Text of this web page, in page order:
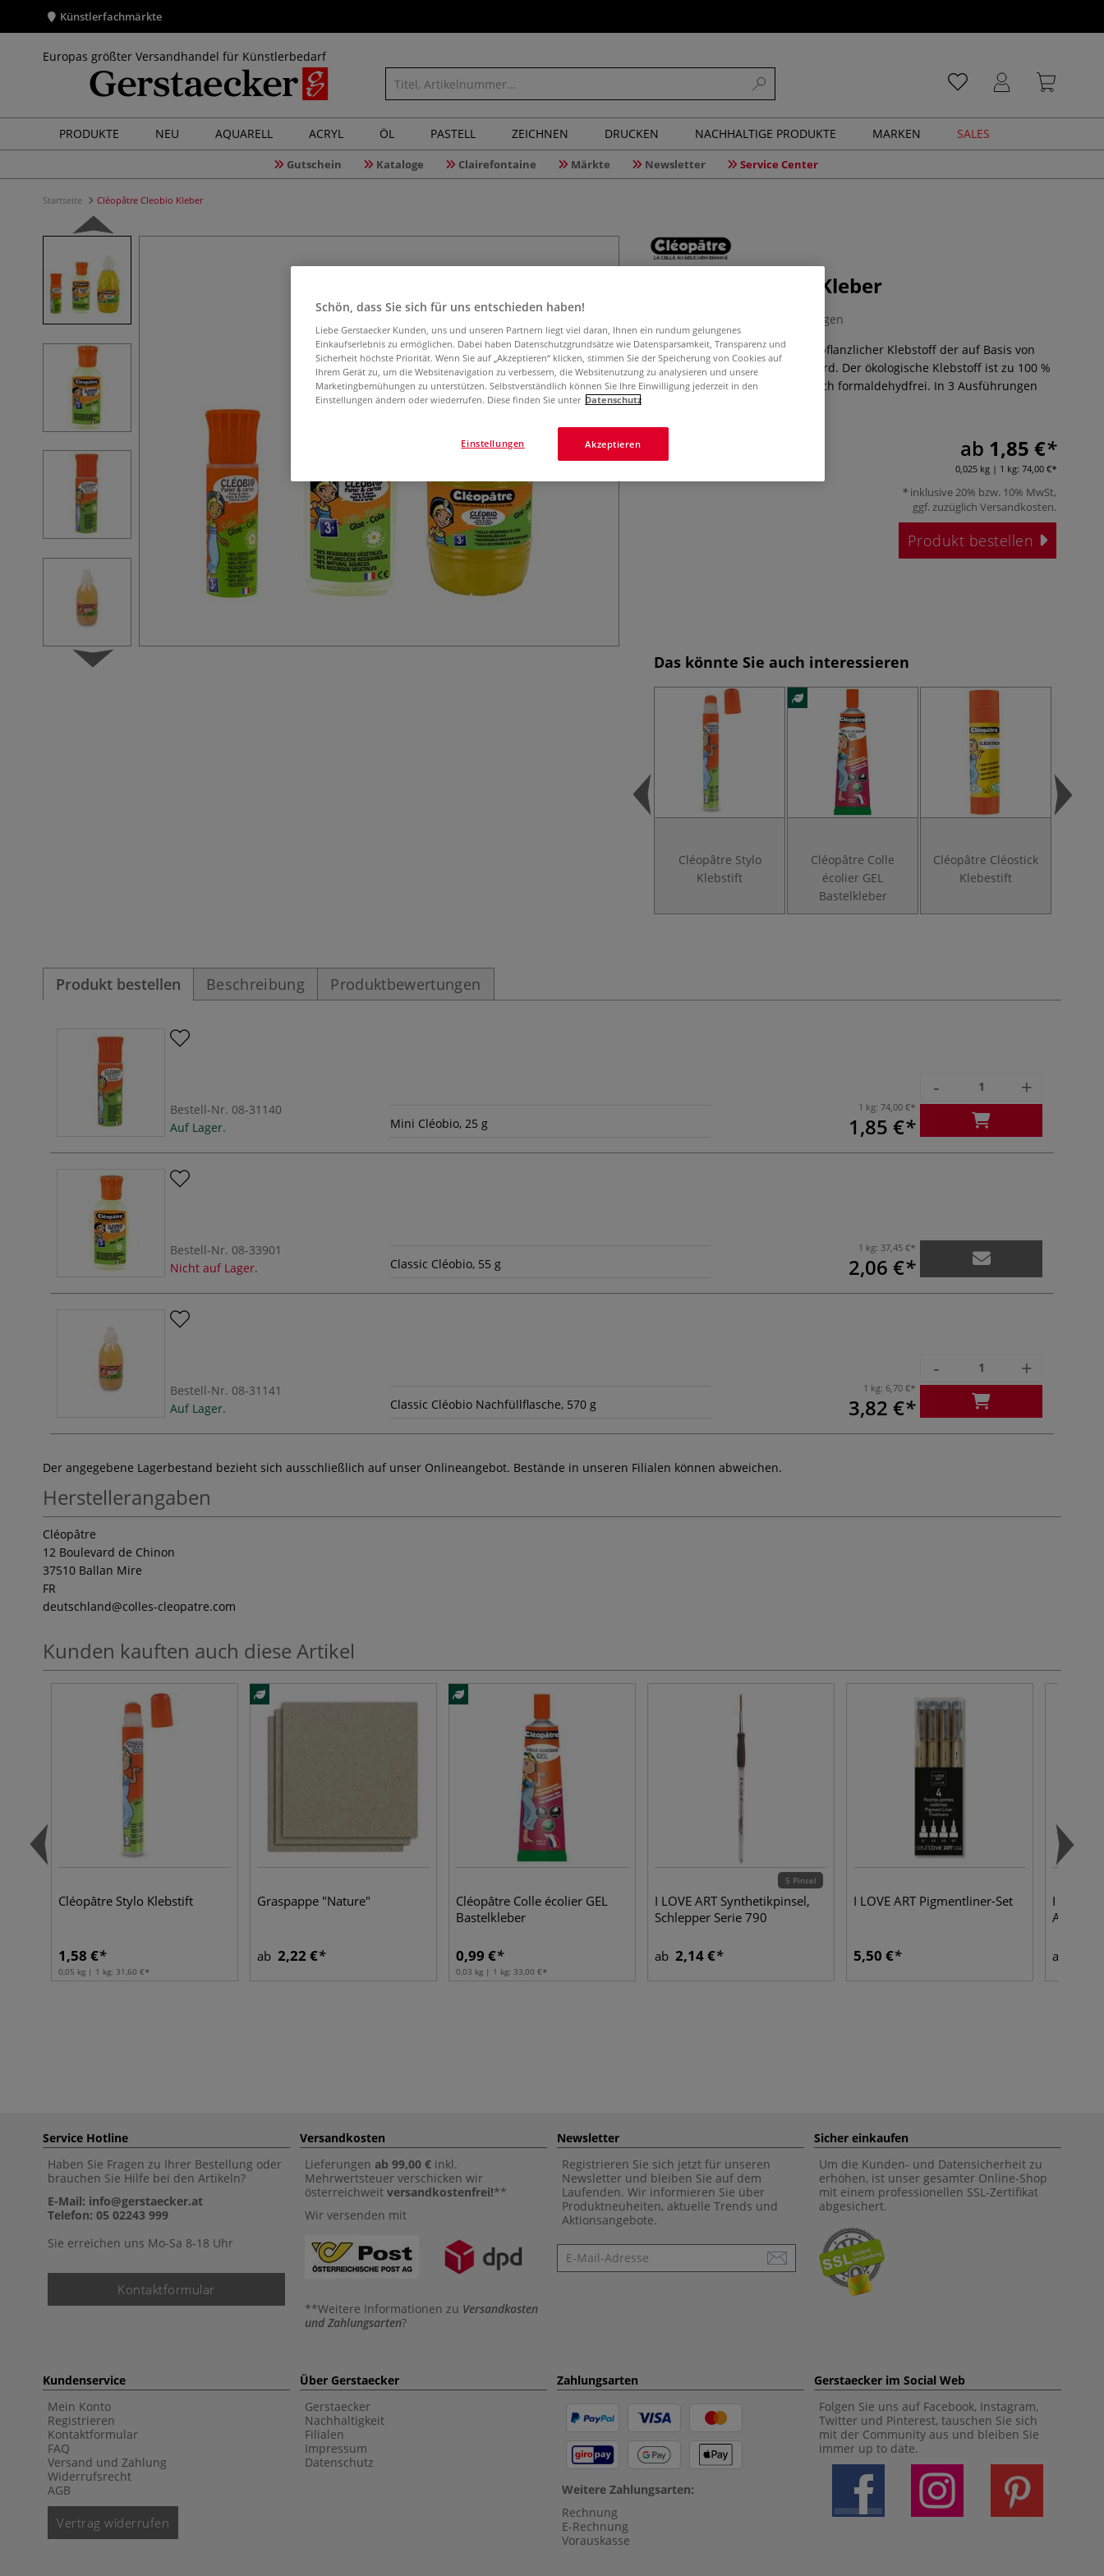
Künstlerfachmärkte
Europas größter Versandhandel für Künstlerbedarf
PRODUKTE NEU AQUARELL ACRYL ÖL PASTELL ZEICHNEN DRUCKEN NACHHALTIGE PRODUKTE MARKEN SALES
Gutschein Kataloge Clairefontaine Märkte Newsletter Service Center
Startseite Cléopâtre Cleobio Kleber
Cléopâtre Cleobio Kleber
0 Bewertungen
Cléopâtre Cléobio Kleber ist ein pflanzlicher Klebstoff der auf Basis von
Stärke und Wasser hergestellt wird. Der ökologische Klebstoff ist zu 100 %
lösemittel- und säurefrei und auch formaldehydfrei. In 3 Ausführungen
ab 1,85 €
0,025 kg | 1 kg: 74,00 €
inklusive 20% bzw. 10% MwSt,
ggf. zuzüglich Versandkosten.
Produkt bestellen
Das könnte Sie auch interessieren
Cléopâtre Stylo
Klebstift
Cléopâtre Colle
écolier GEL
Bastelkleber
Cléopâtre Cléostick
Klebestift
Produkt bestellen Beschreibung Produktbewertungen
Bestell-Nr. 08-31140
Auf Lager.
Mini Cléobio, 25 g
1 kg:74,00 €
1,85 €
- +
Bestell-Nr. 08-33901
Nicht auf Lager.
Classic Cléobio, 55 g
1 kg:37,45 €
2,06 €
Bestell-Nr. 08-31141
Auf Lager.
Classic Cléobio Nachfüllflasche, 570 g
1 kg:6,70 €
3,82 €
- +
Der angegebene Lagerbestand bezieht sich ausschließlich auf unser Onlineangebot. Bestände in unseren Filialen können abweichen.
Herstellerangaben
Cléopâtre
12 Boulevard de Chinon
37510 Ballan Mire
FR
deutschland@colles-cleopatre.com
Kunden kauften auch diese Artikel
Cléopâtre Stylo Klebstift
1,58 €
0,05 kg | 1 kg: 31,60 €
Graspappe "Nature"
ab 2,22 €
Cléopâtre Colle écolier GEL
Bastelkleber
0,99 €
0,03 kg | 1 kg: 33,00 €
5 Pinsel
I LOVE ART Synthetikpinsel,
Schlepper Serie 790
ab 2,14 €
I LOVE ART Pigmentliner-Set
5,50 €
I LOVE
ab
Service Hotline
Haben Sie Fragen zu Ihrer Bestellung oder
brauchen Sie Hilfe bei den Artikeln?
E-Mail: info@gerstaecker.at
Telefon: 05 02243 999
Sie erreichen uns Mo-Sa 8-18 Uhr
Kontaktformular
Versandkosten
Lieferungen ab 99,00 € inkl.
Mehrwertsteuer verschicken wir
österreichweit versandkostenfrei!**
Wir versenden mit
**Weitere Informationen zu Versandkosten
und Zahlungsarten?
Newsletter
Registrieren Sie sich jetzt für unseren
Newsletter und bleiben Sie auf dem
Laufenden. Wir informieren Sie über
Produktneuheiten, aktuelle Trends und
Aktionsangebote.
Newsletter
Sicher einkaufen
Um die Kunden- und Datensicherheit zu
erhöhen, ist unser gesamter Online-Shop
mit einem professionellen SSL-Zertifikat
abgesichert.
Kundenservice
Mein Konto
Registrieren
Kontaktformular
FAQ
Versand und Zahlung
Widerrufsrecht
AGB
Vertrag widerrufen
Über Gerstaecker
Gerstaecker
Nachhaltigkeit
Filialen
Impressum
Datenschutz
Zahlungsarten
Weitere Zahlungsarten:
Rechnung
E-Rechnung
Vorauskasse
Gerstaecker im Social Web
Folgen Sie uns auf Facebook, Instagram,
Twitter und Pinterest, tauschen Sie sich
mit der Community aus und bleiben Sie
immer up to date.
Schön, dass Sie sich für uns entschieden haben!
Liebe Gerstaecker Kunden, uns und unseren Partnern liegt viel daran, Ihnen ein rundum gelungenes
Einkaufserlebnis zu ermöglichen. Dabei haben Datenschutzgrundsätze wie Datensparsamkeit, Transparenz und
Sicherheit höchste Priorität. Wenn Sie auf „Akzeptieren“ klicken, stimmen Sie der Speicherung von Cookies auf
Ihrem Gerät zu, um die Websitenavigation zu verbessern, die Websitenutzung zu analysieren und unsere
Marketingbemühungen zu unterstützen. Selbstverständlich können Sie Ihre Einwilligung jederzeit in den
Einstellungen ändern oder wiederrufen. Diese finden Sie unter Datenschutz
Akzeptieren
Einstellungen